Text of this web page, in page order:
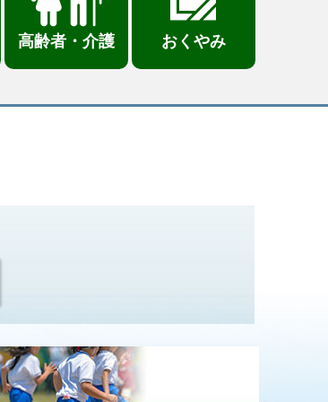
高齢者・介護 おくやみ